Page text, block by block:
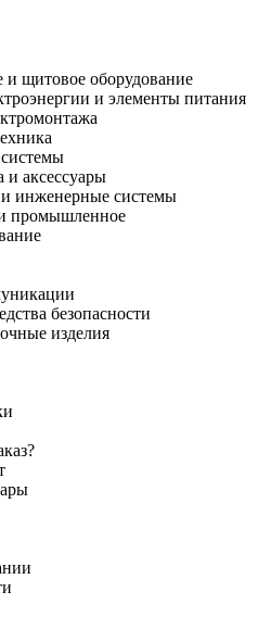
и щитовое оборудование
и элементы питания
и аксессуары
инженерные системы
промышленное
безопасности
изделия